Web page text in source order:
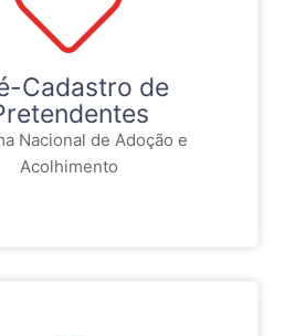
Cadastro de
Nacional de Adoção e
Acolhimento